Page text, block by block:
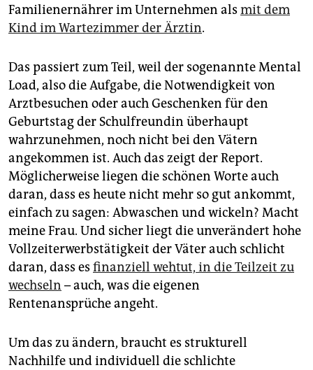
Familienernährer im Unternehmen als mit dem
Kind im Wartezimmer der Ärztin.
Das passiert zum Teil, weil der sogenannte Mental
Load, also die Aufgabe, die Notwendigkeit von
Arztbesuchen oder auch Geschenken für den
Geburtstag der Schulfreundin überhaupt
wahrzunehmen, noch nicht bei den Vätern
angekommen ist. Auch das zeigt der Report.
Möglicherweise liegen die schönen Worte auch
daran, dass es heute nicht mehr so gut ankommt,
einfach zu sagen: Abwaschen und wickeln? Macht
meine Frau. Und sicher liegt die unverändert hohe
Vollzeiterwerbstätigkeit der Väter auch schlicht
daran, dass es finanziell wehtut, in die Teilzeit zu
wechseln – auch, was die eigenen
Rentenansprüche angeht.
Um das zu ändern, braucht es strukturell
Nachhilfe und individuell die schlichte